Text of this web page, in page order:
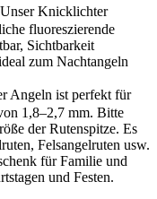
Unser Knicklichter
fluoreszierende
Sichtbarkeit
zum Nachtangeln
Angeln ist perfekt für
1,8–2,7 mm. Bitte
der Rutenspitze. Es
Felsangelruten usw.
für Familie und
und Festen.